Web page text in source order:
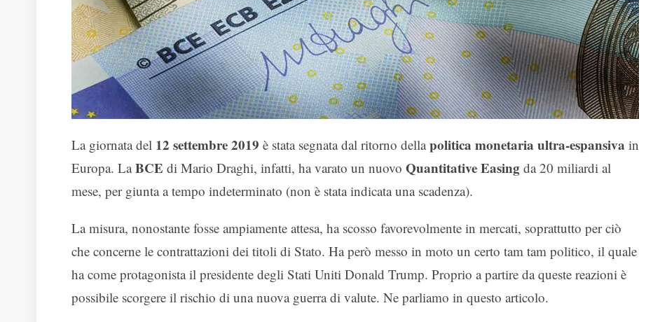
La giornata del 12 settembre 2019 è stata segnata dal ritorno dellapolitica monetaria ultra-espansiva in
Europa. LaBCE di Mario Draghi, infatti, ha varato un nuovo Quantitative Easing da 20 miliardi al
mese, per giunta a tempo indeterminato (non è stata indicata una scadenza).
La misura, nonostante fosse ampiamente attesa, ha scosso favorevolmente in mercati, soprattutto per ciò
che concerne le contrattazioni dei titoli di Stato. Ha però messo in moto un certo tam tam politico, il quale
ha come protagonista il presidente degli Stati Uniti Donald Trump. Proprio a partire da queste reazioni è
possibile scorgere il rischio di una nuova guerra di valute. Ne parliamo in questo articolo.